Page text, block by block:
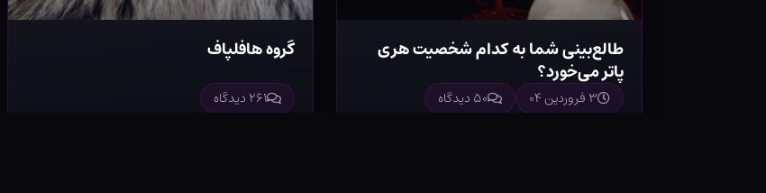
طالع‌بینی شما به کدام شخصیت هری
پاتر می‌خورد؟
۳ فروردین ۰۴ ۵۰ دیدگاه
گروه هافلپاف
۲۶۱ دیدگاه